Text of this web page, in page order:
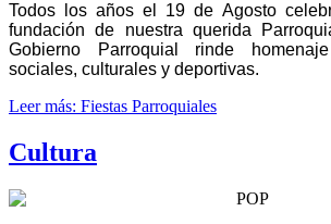
Todos los años el 19 de Agosto
fundación de nuestra querida
Gobierno Parroquial rinde
sociales, culturales y deportivas.
Leer más: Fiestas Parroquiales
Cultura